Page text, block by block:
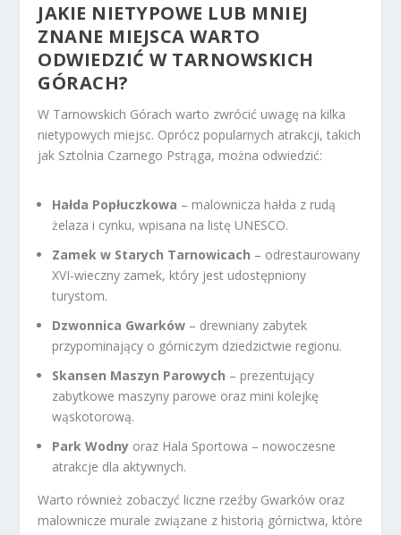
JAKIE NIETYPOWE LUB MNIEJ
ZNANE MIEJSCA WARTO
ODWIEDZIĆ W TARNOWSKICH
GÓRACH?
W Tarnowskich Górach warto zwrócić uwagę na kilka
nietypowych miejsc. Oprócz popularnych atrakcji, takich
jak Sztolnia Czarnego Pstrąga, można odwiedzić:
Hałda Popłuczkowa – malownicza hałda z rudą
żelaza i cynku, wpisana na listę UNESCO.
Zamek w Starych Tarnowicach – odrestaurowany
XVI-wieczny zamek, który jest udostępniony
turystom.
Dzwonnica Gwarków – drewniany zabytek
przypominający o górniczym dziedzictwie regionu.
Skansen Maszyn Parowych – prezentujący
zabytkowe maszyny parowe oraz mini kolejkę
wąskotorową.
Park Wodny oraz Hala Sportowa – nowoczesne
atrakcje dla aktywnych.
Warto również zobaczyć liczne rzeźby Gwarków oraz
malownicze murale związane z historią górnictwa, które